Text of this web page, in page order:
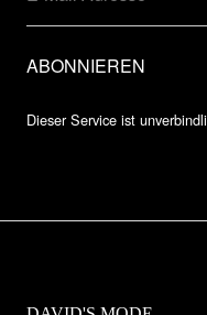
Dieser Service ist